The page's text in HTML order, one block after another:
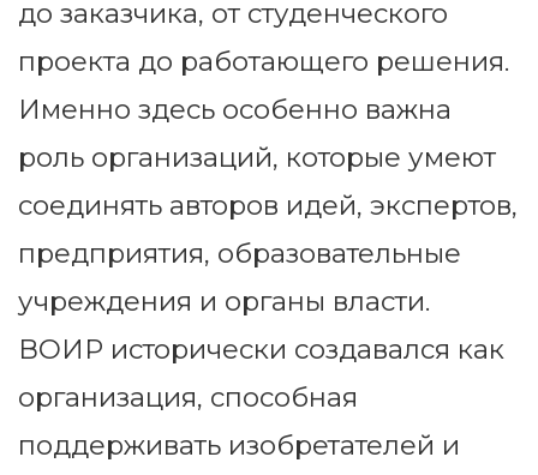
до заказчика, от студенческого
проекта до работающего решения.
Именно здесь особенно важна
роль организаций, которые умеют
соединять авторов идей, экспертов,
предприятия, образовательные
учреждения и органы власти.
ВОИР исторически создавался как
организация, способная
поддерживать изобретателей и